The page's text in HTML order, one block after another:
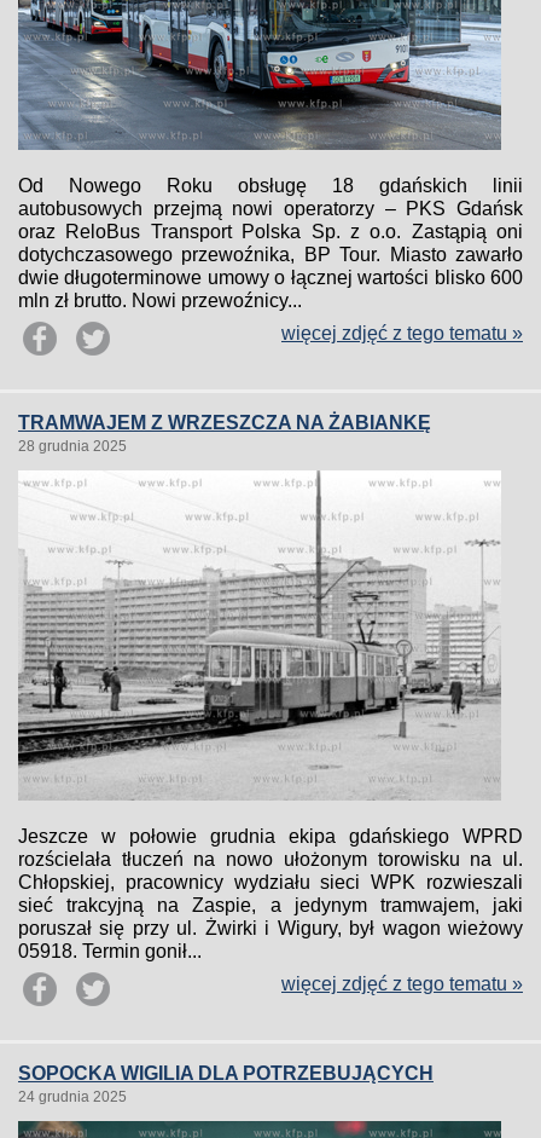
Od Nowego Roku obsługę 18 gdańskich linii
autobusowych przejmą nowi operatorzy – PKS Gdańsk
oraz ReloBus Transport Polska Sp. z o.o. Zastąpią oni
dotychczasowego przewoźnika, BP Tour. Miasto zawarło
dwie długoterminowe umowy o łącznej wartości blisko 600
mln zł brutto. Nowi przewoźnicy...
więcej zdjęć z tego tematu »
TRAMWAJEM Z WRZESZCZA NA ŻABIANKĘ
28 grudnia 2025
Jeszcze w połowie grudnia ekipa gdańskiego WPRD
rozścielała tłuczeń na nowo ułożonym torowisku na ul.
Chłopskiej, pracownicy wydziału sieci WPK rozwieszali
sieć trakcyjną na Zaspie, a jedynym tramwajem, jaki
poruszał się przy ul. Żwirki i Wigury, był wagon wieżowy
05918. Termin gonił...
więcej zdjęć z tego tematu »
SOPOCKA WIGILIA DLA POTRZEBUJĄCYCH
24 grudnia 2025